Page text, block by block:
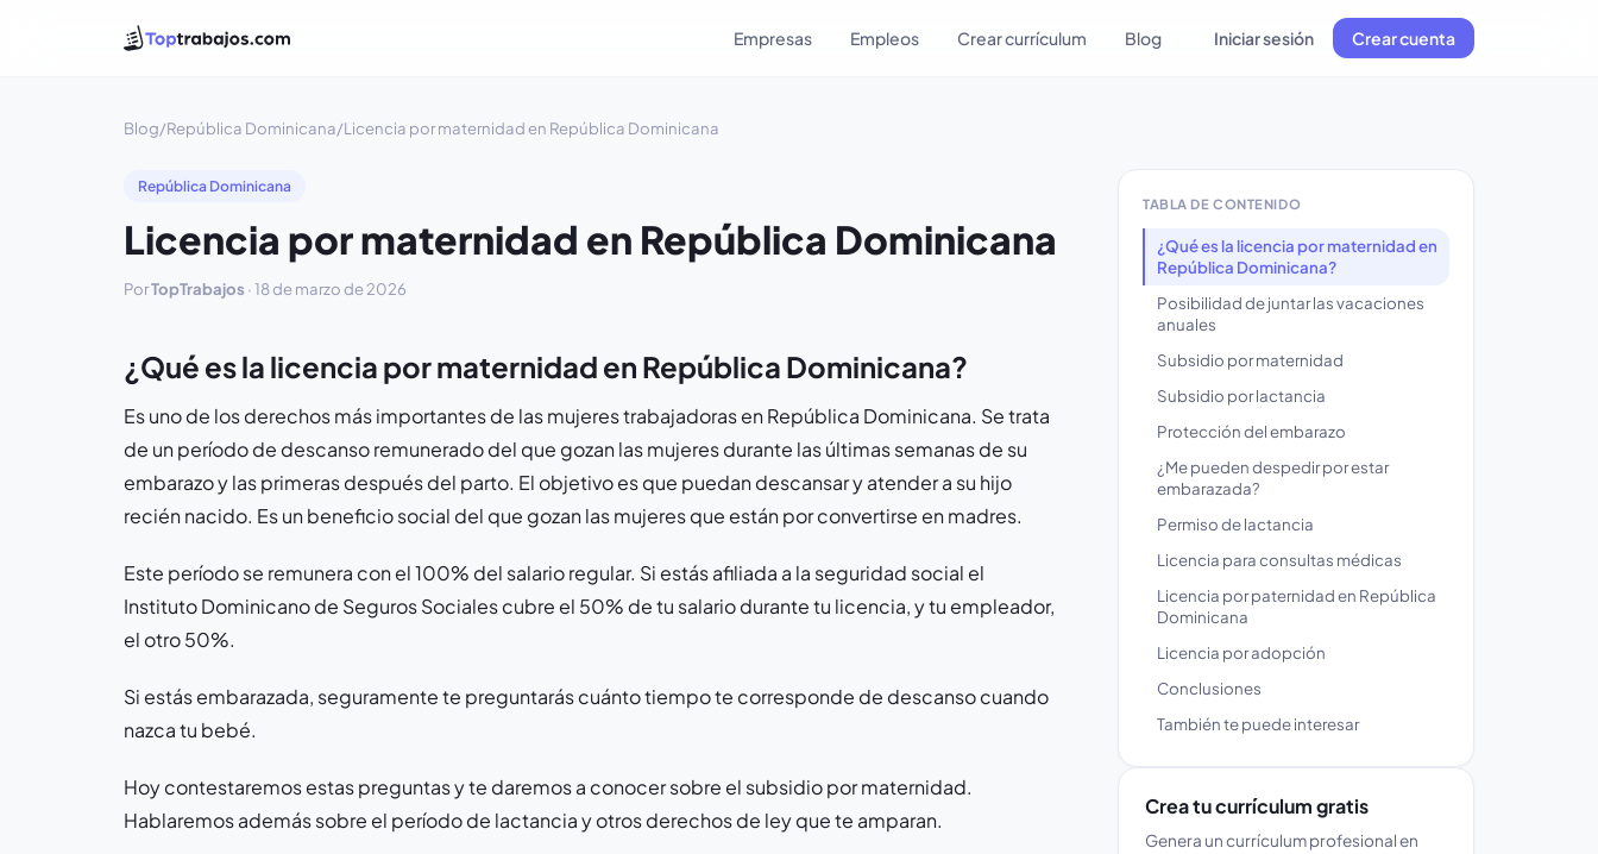
Empresas Empleos Crear currículum Blog Iniciar sesión Crear cuenta
Blog/República Dominicana/Licencia por maternidad en República Dominicana
República Dominicana
Licencia por maternidad en República Dominicana
PorTopTrabajos ·18 de marzo de 2026
¿Qué es la licencia por maternidad en República Dominicana?
Es uno de los derechos más importantes de las mujeres trabajadoras en República Dominicana. Se trata
de un período de descanso remunerado del que gozan las mujeres durante las últimas semanas de su
embarazo y las primeras después del parto. El objetivo es que puedan descansar y atender a su hijo
recién nacido. Es un beneficio social del que gozan las mujeres que están por convertirse en madres.
Este período se remunera con el 100% del salario regular. Si estás afiliada a la seguridad social el
Instituto Dominicano de Seguros Sociales cubre el 50% de tu salario durante tu licencia, y tu empleador,
el otro 50%.
Si estás embarazada, seguramente te preguntarás cuánto tiempo te corresponde de descanso cuando
nazca tu bebé.
Hoy contestaremos estas preguntas y te daremos a conocer sobre el subsidio por maternidad.
Hablaremos además sobre el período de lactancia y otros derechos de ley que te amparan.
TABLA DE CONTENIDO
¿Qué es la licencia por maternidad en
República Dominicana?
Posibilidad de juntar las vacaciones
anuales
Subsidio por maternidad
Subsidio por lactancia
Protección del embarazo
¿Me pueden despedir por estar
embarazada?
Permiso de lactancia
Licencia para consultas médicas
Licencia por paternidad en República
Dominicana
Licencia por adopción
Conclusiones
También te puede interesar
Crea tu currículum gratis
Genera un currículum profesional en